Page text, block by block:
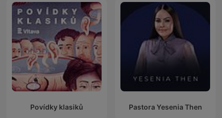
Povídky klasiků Pastora Yesenia Then